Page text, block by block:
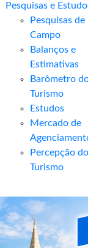
Pesquisas e
Pesquisas de
Campo
Balanços e
Estimativas
Barômetro
Turismo
Estudos
Mercado de
Percepção do
Turismo